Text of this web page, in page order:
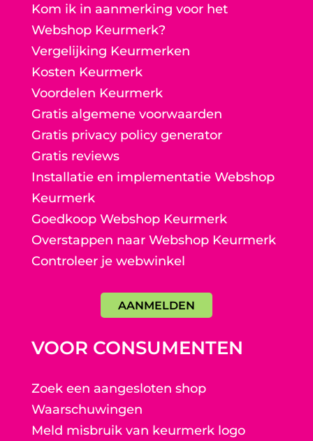
Kom ik in aanmerking voor het
Webshop Keurmerk?
Vergelijking Keurmerken
Kosten Keurmerk
Voordelen Keurmerk
Gratis algemene voorwaarden
Gratis privacy policy generator
Gratis reviews
Installatie en implementatie Webshop
Keurmerk
Goedkoop Webshop Keurmerk
Overstappen naar Webshop Keurmerk
Controleer je webwinkel
AANMELDEN
VOOR CONSUMENTEN
Zoek een aangesloten shop
Waarschuwingen
Meld misbruik van keurmerk logo